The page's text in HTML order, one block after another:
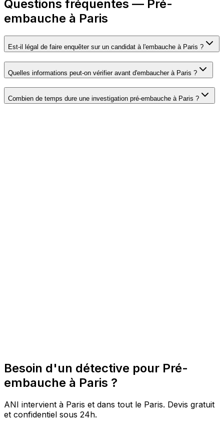
Questions fréquentes — Pré-
embauche à Paris
Est-il légal de faire enquêter sur un candidat à l'embauche à Paris ?
Quelles informations peut-on vérifier avant d'embaucher à Paris ?
Combien de temps dure une investigation pré-embauche à Paris ?
Besoin d'un détective pour Pré-
embauche à Paris ?
ANI intervient à Paris et dans tout le Paris. Devis gratuit
et confidentiel sous 24h.